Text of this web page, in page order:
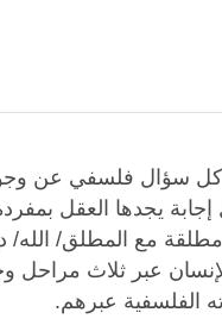
كل سؤال فلسفي عن
يجدها العقل بمفرده
مع المطلق/
عبر ثلاث مراحل
الفلسفية عبرهم.